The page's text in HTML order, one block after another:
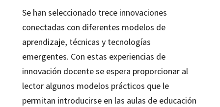
Se han seleccionado trece innovaciones
conectadas con diferentes modelos de
aprendizaje, técnicas y tecnologías
emergentes. Con estas experiencias de
innovación docente se espera proporcionar al
lector algunos modelos prácticos que le
permitan introducirse en las aulas de educación